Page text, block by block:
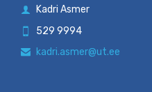
 Kadri Asmer
 529 9994
 kadri.asmer@ut.ee